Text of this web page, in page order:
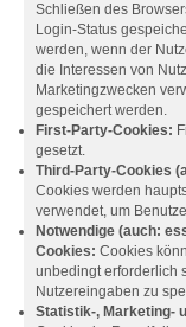
Schließen des
Login-Status
werden, wenn der
die Interessen von
Marketingzwecken
gespeichert werden.
First-Party-Cookies:
gesetzt.
Third-Party-Cookies
Cookies werden
verwendet, um
Notwendige (auch:
Cookies: Cookies
unbedingt erforderlich
Nutzereingaben zu
Statistik-, Marketing-